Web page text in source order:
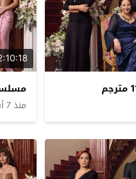
مسلسل
منذ 7 أشهر